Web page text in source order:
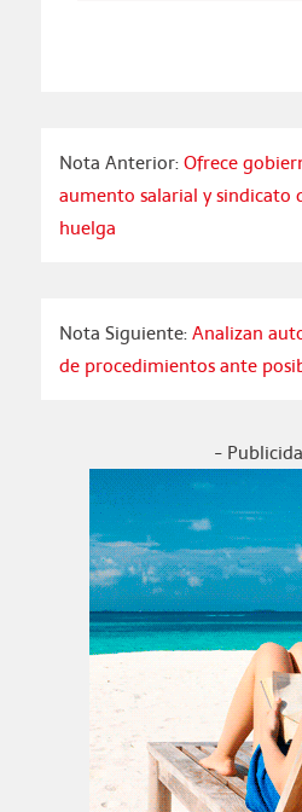
Nota Anterior:Ofrece
aumento salarial y sindicato
huelga
Nota Siguiente:Analizan
de procedimientos ante
-